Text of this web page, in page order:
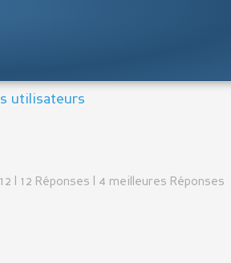
utilisateurs
| 12 Réponses | 4 meilleures Réponses